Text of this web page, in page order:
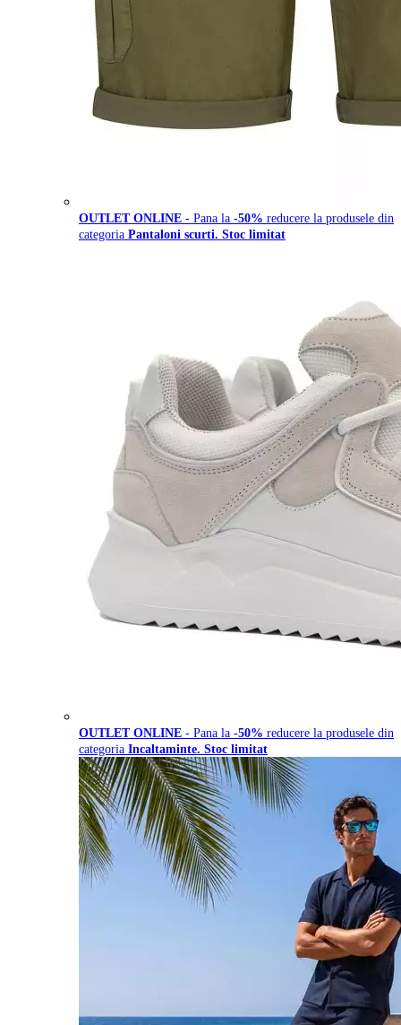
OUTLET ONLINE - Pana la -50% reducere la produsele din
categoria Pantaloni scurti. Stoc limitat
OUTLET ONLINE - Pana la -50% reducere la produsele din
categoria Incaltaminte. Stoc limitat